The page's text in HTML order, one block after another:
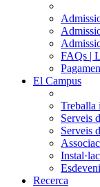
FAQs |
El Campus
Treballa
Serveis
Serveis
Recerca